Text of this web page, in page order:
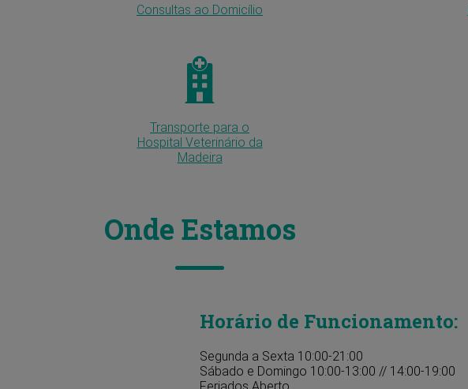
Consultas ao Domicílio
Transporte para o
Hospital Veterinário da
Madeira
Onde Estamos
Horário de Funcionamento:
Segunda a Sexta 10:00-21:00
Sábado e Domingo 10:00-13:00 // 14:00-19:00
Feriados Aberto